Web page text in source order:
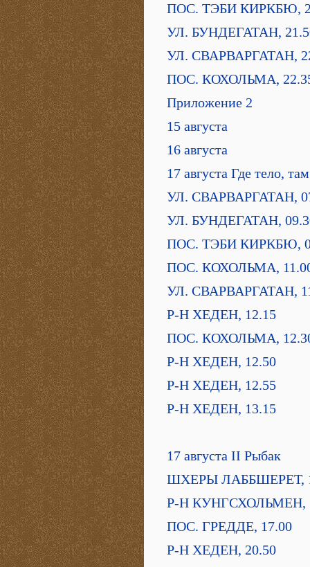
ПОС. ТЭБИ КИРКБЮ,
УЛ. БУНДЕГАТАН,
УЛ. СВАРВАРГАТАН,
ПОС. КОХОЛЬМА,
Приложение 2
15 августа
16 августа
17 августа Где тело,
УЛ. СВАРВАРГАТАН,
УЛ. БУНДЕГАТАН,
ПОС. ТЭБИ КИРКБЮ,
ПОС. КОХОЛЬМА,
УЛ. СВАРВАРГАТАН,
Р-Н ХЕДЕН, 12.15
ПОС. КОХОЛЬМА,
Р-Н ХЕДЕН, 12.50
Р-Н ХЕДЕН, 12.55
Р-Н ХЕДЕН, 13.15
17 августа II Рыбак
ШХЕРЫ ЛАББШЕРЕТ,
Р-Н КУНГСХОЛЬМЕН,
ПОС. ГРЕДДЕ, 17.00
Р-Н ХЕДЕН, 20.50